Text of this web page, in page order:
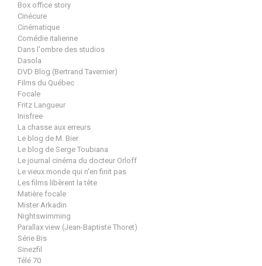
Box office story
Cinécure
Cinématique
Comédie italienne
Dans l'ombre des studios
Dasola
DVD Blog (Bertrand Tavernier)
Films du Québec
Focale
Fritz Langueur
Inisfree
La chasse aux erreurs
Le blog de M. Bier
Le blog de Serge Toubiana
Le journal cinéma du docteur Orloff
Le vieux monde qui n'en finit pas
Les films libèrent la tête
Matière focale
Mister Arkadin
Nightswimming
Parallax view (Jean-Baptiste Thoret)
Série Bis
Sinezfil
Télé 70